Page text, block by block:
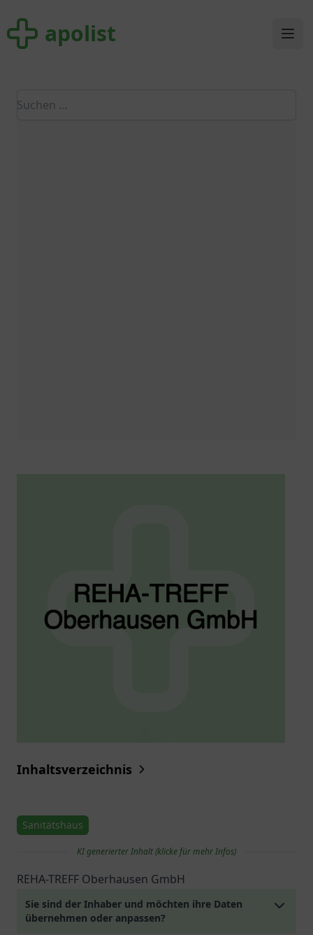
apolist apolist
Inhaltsverzeichnis
Sanitätshaus
KI generierter Inhalt (klicke für mehr Infos)
REHA-TREFF Oberhausen GmbH
Sie sind der Inhaber und möchten ihre Daten
übernehmen oder anpassen?